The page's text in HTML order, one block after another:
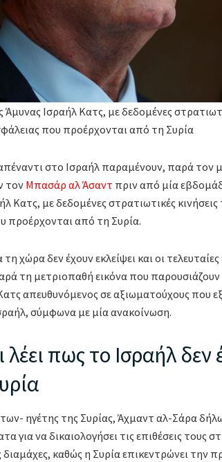
Ισραήλ Κατς, με δεδομένες
που προέρχονται από τη Συρία
στο Ισραήλ παραμένουν, παρά τον
τον Μπασάρ αλ Άσαντ πριν από μία
Κατς, με δεδομένες στρατιωτικές
προέρχονται από τη Συρία.
τη χώρα δεν έχουν εκλείψει και οι
τη μετριοπαθή εικόνα που
απευθυνόμενος σε αξιωματούχους που
σύμφωνα με μία ανακοίνωση.
πως το Ισραήλ δεν
ηγέτης της Συρίας, Άχμαντ αλ-Σάρα
για να δικαιολογήσει τις επιθέσεις τους
διαμάχες, καθώς η Συρία επικεντρώνει